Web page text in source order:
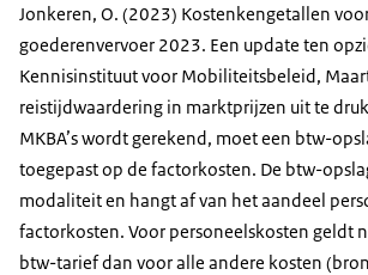
Jonkeren, O. (2023) Kostenkengetallen
goederenvervoer 2023. Een update ten
Kennisinstituut voor Mobiliteitsbeleid,
reistijdwaardering in marktprijzen uit te
MKBA’s wordt gerekend, moet een btw-
toegepast op de factorkosten. De btw-
modaliteit en hangt af van het aandeel
factorkosten. Voor personeelskosten geldt
btw-tarief dan voor alle andere kosten